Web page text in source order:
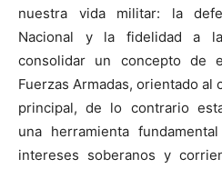
nuestra vida militar: la
Nacional y la fidelidad a
consolidar un concepto de
Fuerzas Armadas, orientado
principal, de lo contrario
una herramienta
intereses soberanos y